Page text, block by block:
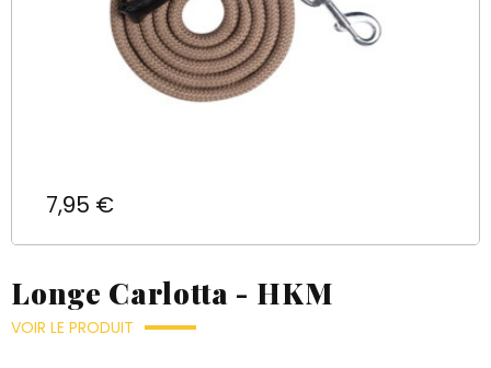
Prix
7,95 €
Longe Carlotta - HKM
VOIR LE PRODUIT